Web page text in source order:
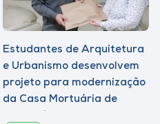
Estudantes de Arquitetura
e Urbanismo desenvolvem
projeto para modernização
da Casa Mortuária de